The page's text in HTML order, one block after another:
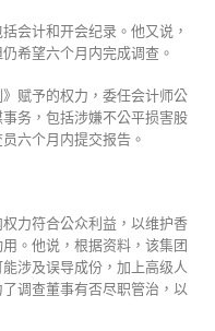
会计和开会纪录。他又说，
希望六个月内完成调查。
赋予的权力，委任会计师公
务，包括涉嫌不公平损害股
六个月内提交报告。
力符合公众利益，以维护香
。他说，根据资料，该集团
涉及误导成份，加上高级人
调查董事有否尽职管治，以